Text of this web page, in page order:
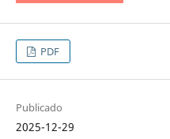
PDF
Publicado
2025-12-29